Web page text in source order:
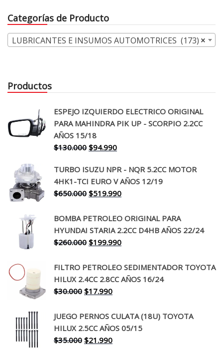
$12.000.$8.990.
Categorías de Producto
×
LUBRICANTES E INSUMOS AUTOMOTRICES (173)
Productos
ESPEJO IZQUIERDO ELECTRICO ORIGINAL
PARA MAHINDRA PIK UP - SCORPIO 2.2CC
AÑOS 15/18
$130.000 El
original
era:
$130.000.
$94.990El
actual
es:
$94.990.
TURBO ISUZU NPR - NQR 5.2CC MOTOR
4HK1-TCI EURO V AÑOS 12/19
$650.000 El
original
era:
$650.000.
$519.990El
actual
es:
$519.990.
BOMBA PETROLEO ORIGINAL PARA
HYUNDAI STARIA 2.2CC D4HB AÑOS 22/24
$260.000 El
original
era:
$260.000.
$199.990El
actual
es:
FILTRO PETROLEO SEDIMENTADOR TOYOTA
HILUX 2.4CC 2.8CC AÑOS 16/24
$30.000 El
original
era:
$30.000.
$17.990El
actual
es:
$17.990.
JUEGO PERNOS CULATA (18U) TOYOTA
HILUX 2.5CC AÑOS 05/15
$35.000 El
$21.990El